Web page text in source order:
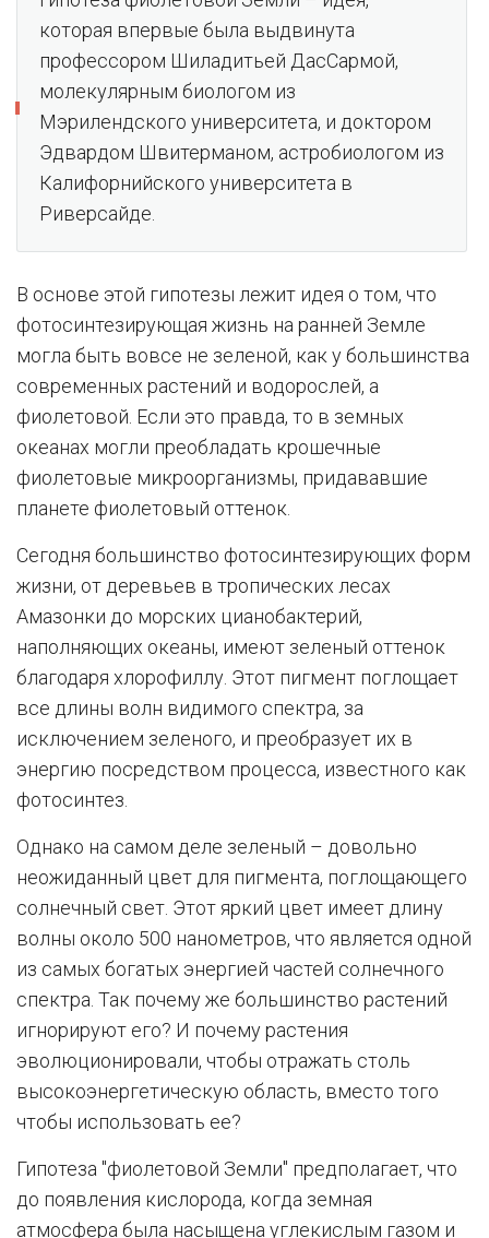
которая впервые была выдвинута
профессором Шиладитьей ДасСармой,
молекулярным биологом из
Мэрилендского университета, и доктором
Эдвардом Швитерманом, астробиологом из
Калифорнийского университета в
Риверсайде.
В основе этой гипотезы лежит идея о том, что
фотосинтезирующая жизнь на ранней Земле
могла быть вовсе не зеленой, как у большинства
современных растений и водорослей, а
фиолетовой. Если это правда, то в земных
океанах могли преобладать крошечные
фиолетовые микроорганизмы, придававшие
планете фиолетовый оттенок.
Сегодня большинство фотосинтезирующих форм
жизни, от деревьев в тропических лесах
Амазонки до морских цианобактерий,
наполняющих океаны, имеют зеленый оттенок
благодаря хлорофиллу. Этот пигмент поглощает
все длины волн видимого спектра, за
исключением зеленого, и преобразует их в
энергию посредством процесса, известного как
фотосинтез.
Однако на самом деле зеленый – довольно
неожиданный цвет для пигмента, поглощающего
солнечный свет. Этот яркий цвет имеет длину
волны около 500 нанометров, что является одной
из самых богатых энергией частей солнечного
спектра. Так почему же большинство растений
игнорируют его? И почему растения
эволюционировали, чтобы отражать столь
высокоэнергетическую область, вместо того
чтобы использовать ее?
Гипотеза "фиолетовой Земли" предполагает, что
до появления кислорода, когда земная
атмосфера была насыщена углекислым газом и